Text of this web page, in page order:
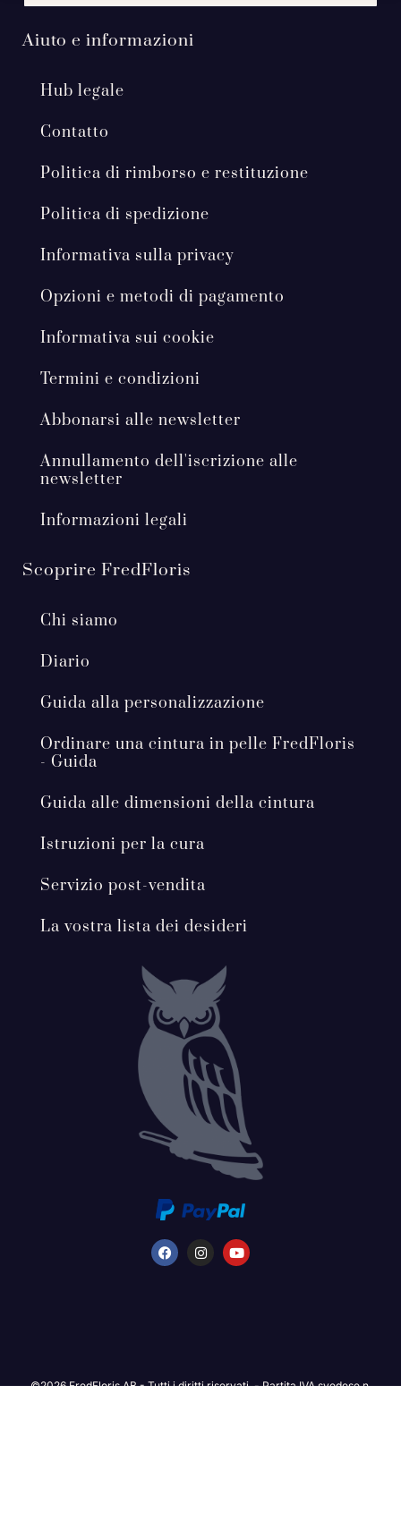
Aiuto e informazioni
Hub legale
Contatto
Politica di rimborso e restituzione
Politica di spedizione
Informativa sulla privacy
Opzioni e metodi di pagamento
Informativa sui cookie
Termini e condizioni
Abbonarsi alle newsletter
Annullamento dell'iscrizione alle
newsletter
Informazioni legali
Scoprire FredFloris
Chi siamo
Diario
Guida alla personalizzazione
Ordinare una cintura in pelle FredFloris
- Guida
Guida alle dimensioni della cintura
Istruzioni per la cura
Servizio post-vendita
La vostra lista dei desideri
©2026 FredFloris AB - Tutti i diritti riservati. - Partita IVA svedese n.